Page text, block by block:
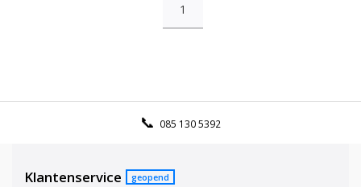
1
085 130 5392
Klantenservice geopend